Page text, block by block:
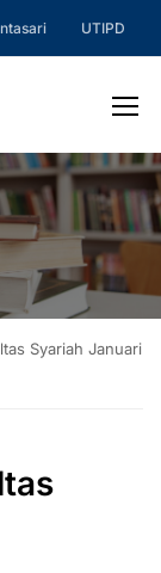
UTIPD
Syariah Januari